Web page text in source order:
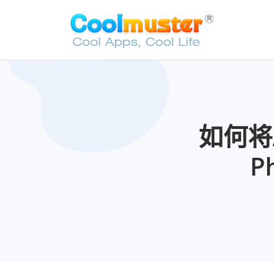
如何